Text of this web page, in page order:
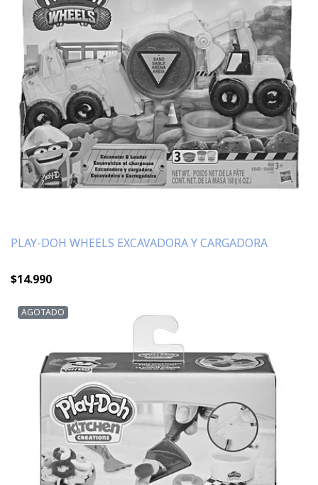
PLAY-DOH WHEELS EXCAVADORA Y CARGADORA
$14.990
AGOTADO